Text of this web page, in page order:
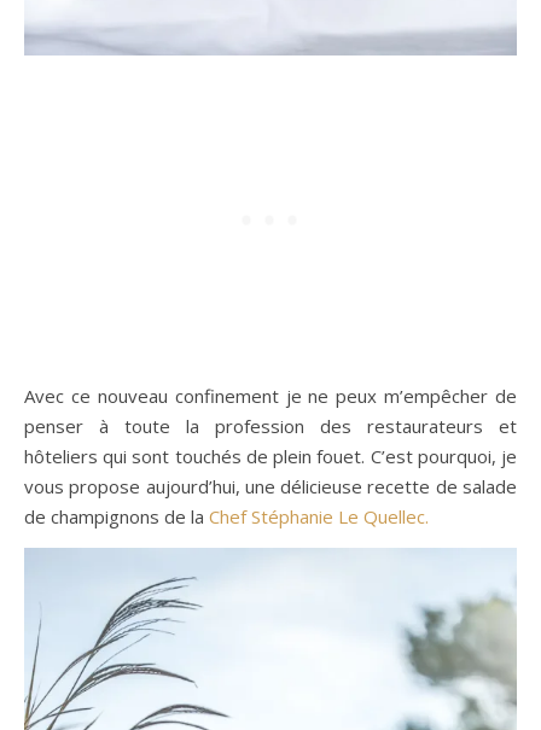
Avec ce nouveau confinement je ne peux m’empêcher de
penser à toute la profession des restaurateurs et
hôteliers qui sont touchés de plein fouet. C’est pourquoi, je
vous propose aujourd’hui, une délicieuse recette de salade
de champignons de la Chef Stéphanie Le Quellec.